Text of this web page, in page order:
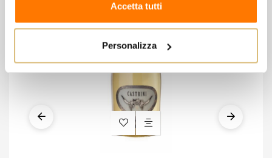
Accetta tutti
Personalizza